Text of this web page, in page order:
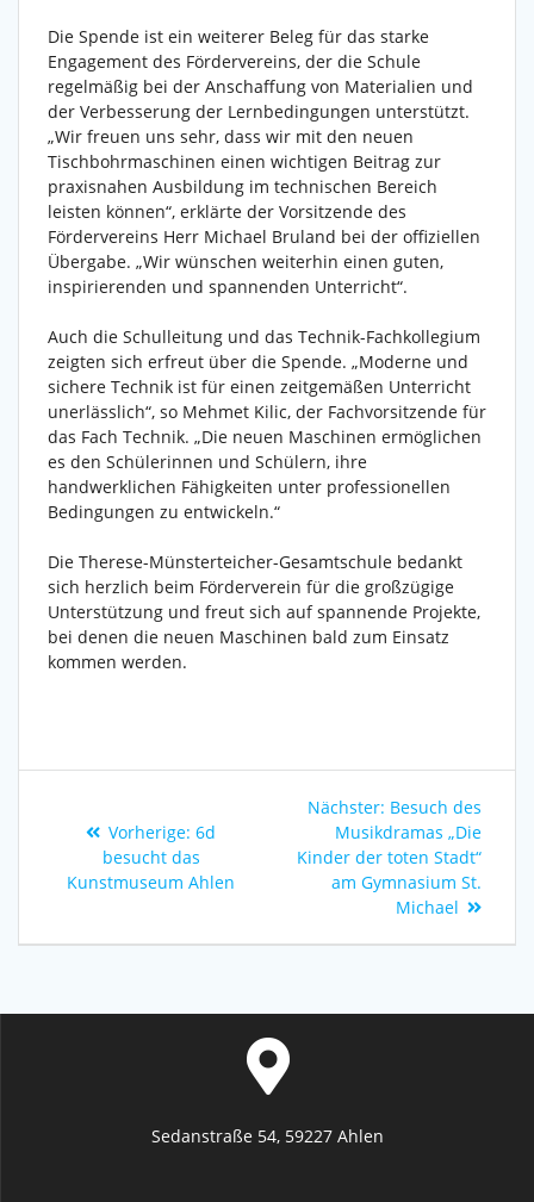
Die Spende ist ein weiterer Beleg für das starke
Engagement des Fördervereins, der die Schule
regelmäßig bei der Anschaffung von Materialien und
der Verbesserung der Lernbedingungen unterstützt.
„Wir freuen uns sehr, dass wir mit den neuen
Tischbohrmaschinen einen wichtigen Beitrag zur
praxisnahen Ausbildung im technischen Bereich
leisten können“, erklärte der Vorsitzende des
Fördervereins Herr Michael Bruland bei der offiziellen
Übergabe. „Wir wünschen weiterhin einen guten,
inspirierenden und spannenden Unterricht“.
Auch die Schulleitung und das Technik-Fachkollegium
zeigten sich erfreut über die Spende. „Moderne und
sichere Technik ist für einen zeitgemäßen Unterricht
unerlässlich“, so Mehmet Kilic, der Fachvorsitzende für
das Fach Technik. „Die neuen Maschinen ermöglichen
es den Schülerinnen und Schülern, ihre
handwerklichen Fähigkeiten unter professionellen
Bedingungen zu entwickeln.“
Die Therese-Münsterteicher-Gesamtschule bedankt
sich herzlich beim Förderverein für die großzügige
Unterstützung und freut sich auf spannende Projekte,
bei denen die neuen Maschinen bald zum Einsatz
kommen werden.
Vorherige: 6d
besucht das
Kunstmuseum Ahlen
Nächster: Besuch des
Musikdramas „Die
Kinder der toten Stadt“
am Gymnasium St.
Michael
Sedanstraße 54, 59227 Ahlen